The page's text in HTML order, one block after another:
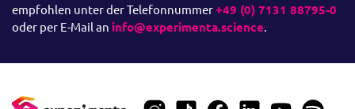
empfohlen unter der Telefonnummer+49 (0) 7131 88795-0
oder per E-Mail an info@experimenta.science.